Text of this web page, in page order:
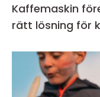
Kaffemaskin
rätt lösning för